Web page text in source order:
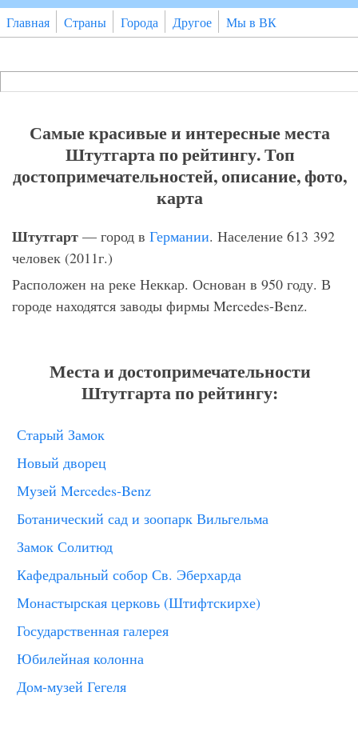
Перейти к основному содержанию
Главная Страны Города Другое Мы в ВК
Форма поиска
Самые красивые и интересные места
Штутгарта по рейтингу. Топ
достопримечательностей, описание, фото,
карта
Штутгарт — город в Германии. Население 613 392
человек (2011г.)
Расположен на реке Неккар. Основан в 950 году. В
городе находятся заводы фирмы Mercedes-Benz.
Места и достопримечательности
Штутгарта по рейтингу:
Старый Замок
Новый дворец
Музей Mercedes-Benz
Ботанический сад и зоопарк Вильгельма
Замок Солитюд
Кафедральный собор Св. Эберхарда
Монастырская церковь (Штифтскирхе)
Государственная галерея
Юбилейная колонна
Дом-музей Гегеля